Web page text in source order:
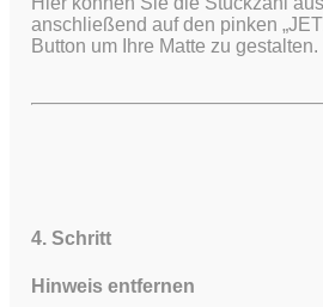
anschließend auf den pinken
Button um Ihre Matte zu gestalten.
4. Schritt
Hinweis entfernen